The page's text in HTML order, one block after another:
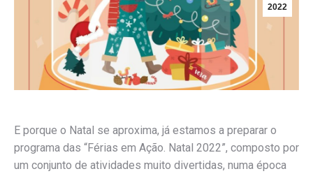
2022
E porque o Natal se aproxima, já estamos a preparar o
programa das “Férias em Ação. Natal 2022”, composto por
um conjunto de atividades muito divertidas, numa época